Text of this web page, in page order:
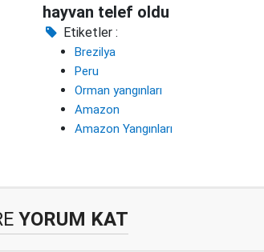
hayvan telef oldu
Etiketler :
Brezilya
Peru
Orman yangınları
Amazon
Amazon Yangınları
YORUM KAT